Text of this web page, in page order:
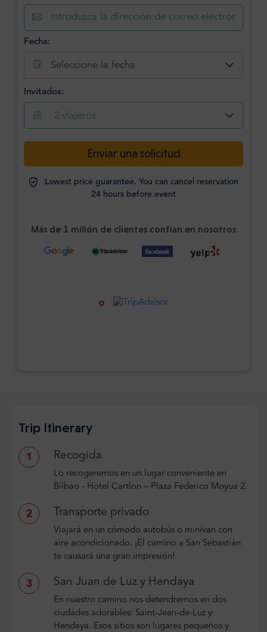
Fecha:
Seleccione la fecha
Invitados:
2 viajeros
Enviar una solicitud
Lowest price guarantee. You can cancel reservation
24 hours before event
Más de 1 millón de clientes confían en nosotros
Trip Itinerary
1 Recogida
Lo recogeremos en un lugar conveniente en
Bilbao - Hotel Cartlon – Plaza Federico Moyua 2.
2 Transporte privado
Viajará en un cómodo autobús o minivan con
aire acondicionado. ¡El camino a San Sebastián
te causará una gran impresión!
3 San Juan de Luz y Hendaya
En nuestro camino nos detendremos en dos
ciudades adorables: Saint-Jean-de-Luz y
Hendaya. Esos sitios son lugares pequeños y